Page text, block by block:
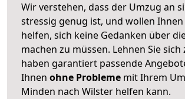
Wir verstehen, dass der Umzug an
stressig genug ist, und wollen Ihnen
helfen, sich keine Gedanken über
machen zu müssen. Lehnen Sie
haben garantiert passende
Ihnen ohne Probleme mit Ihrem
Minden nach Wilster helfen kann.